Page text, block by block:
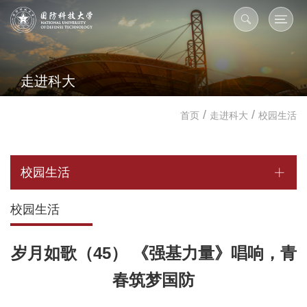
走进科大
首页 / 走进科大 / 校园生活
校园生活
校园生活
岁月如歌（45） 《强基力量》唱响，青
春筑梦国防